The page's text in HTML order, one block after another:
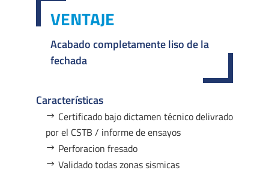
VENTAJE
Acabado completamente liso de la
fechada
Características
Certificado bajo dictamen técnico delivrado
por el CSTB / informe de ensayos
Perforacion fresado
Validado todas zonas sismicas